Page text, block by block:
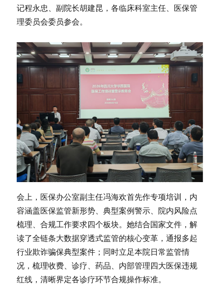
记程永忠、副院长胡建昆，各临床科室主任、医保管
理委员会委员参会。
会上，医保办公室副主任冯海欢首先作专项培训，内
容涵盖医保监管新形势、典型案例警示、院内风险点
梳理、合规工作要求四个板块。她结合国家文件，解
读了全链条大数据穿透式监管的核心变革，通报多起
行业欺诈骗保典型案件；同时立足本院日常监管情
况，梳理收费、诊疗、药品、内部管理四大医保违规
红线，清晰界定各诊疗环节合规操作标准。